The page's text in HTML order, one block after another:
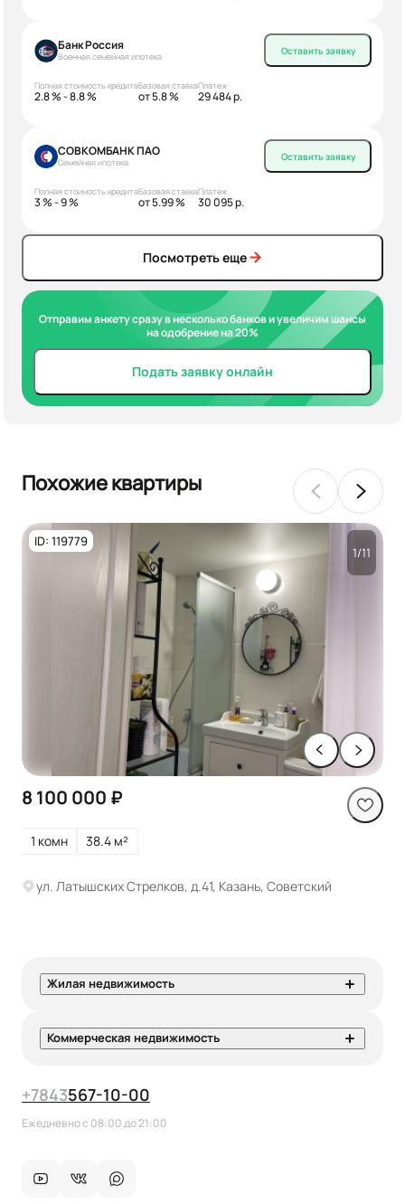
Банк Россия
Военная семейная ипотека
Полная стоимость кредита
2.8 % - 8.8 %
Базовая ставка
от 5.8 %
Платеж
29 484 р.
Оставить заявку
СОВКОМБАНК ПАО
Семейная ипотека
Полная стоимость кредита
3 % - 9 %
Базовая ставка
от 5.99 %
Платеж
30 095 р.
Оставить заявку
Посмотреть еще
Отправим анкету сразу в несколько банков и увеличим шансы
на одобрение на 20%
Подать заявку онлайн
Похожие квартиры
ID: 119779
1/11
8 100 000 ₽
1 комн 38.4 м²
ул. Латышских Стрелков, д.41, Казань, Советский
Жилая недвижимость
Коммерческая недвижимость
+7843567-10-00
Ежедневно с 08:00 до 21:00